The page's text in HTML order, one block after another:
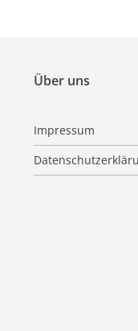
Über uns
Impressum